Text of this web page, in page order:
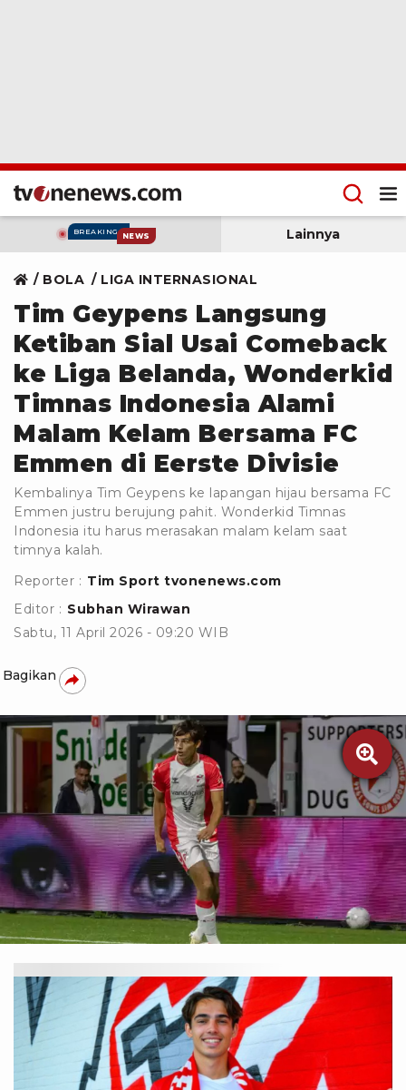
BREAKING NEWS Lainnya
BOLA LIGA INTERNASIONAL
Tim Geypens Langsung
Ketiban Sial Usai Comeback
ke Liga Belanda, Wonderkid
Timnas Indonesia Alami
Malam Kelam Bersama FC
Emmen di Eerste Divisie
Kembalinya Tim Geypens ke lapangan hijau bersama FC
Emmen justru berujung pahit. Wonderkid Timnas
Indonesia itu harus merasakan malam kelam saat
timnya kalah.
Reporter : Tim Sport tvonenews.com
Editor : Subhan Wirawan
Sabtu, 11 April 2026 - 09:20 WIB
Bagikan
